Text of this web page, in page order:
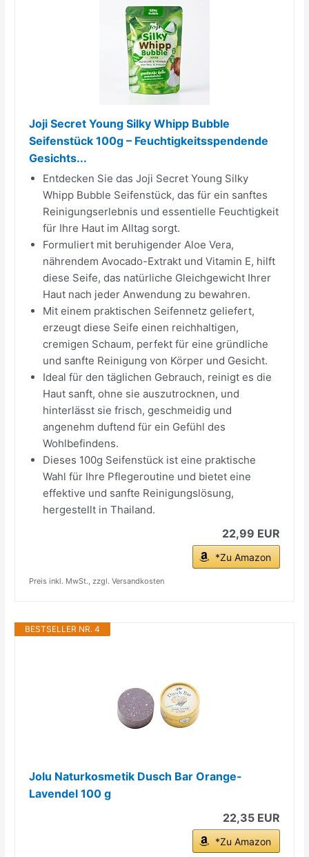
Joji Secret Young Silky Whipp Bubble
Seifenstück 100g – Feuchtigkeitsspendende
Gesichts...
Entdecken Sie das Joji Secret Young Silky
Whipp Bubble Seifenstück, das für ein sanftes
Reinigungserlebnis und essentielle Feuchtigkeit
für Ihre Haut im Alltag sorgt.
Formuliert mit beruhigender Aloe Vera,
nährendem Avocado-Extrakt und Vitamin E, hilft
diese Seife, das natürliche Gleichgewicht Ihrer
Haut nach jeder Anwendung zu bewahren.
Mit einem praktischen Seifennetz geliefert,
erzeugt diese Seife einen reichhaltigen,
cremigen Schaum, perfekt für eine gründliche
und sanfte Reinigung von Körper und Gesicht.
Ideal für den täglichen Gebrauch, reinigt es die
Haut sanft, ohne sie auszutrocknen, und
hinterlässt sie frisch, geschmeidig und
angenehm duftend für ein Gefühl des
Wohlbefindens.
Dieses 100g Seifenstück ist eine praktische
Wahl für Ihre Pflegeroutine und bietet eine
effektive und sanfte Reinigungslösung,
hergestellt in Thailand.
22,99 EUR
*Zu Amazon
Preis inkl. MwSt., zzgl. Versandkosten
BESTSELLER NR. 4
Jolu Naturkosmetik Dusch Bar Orange-
Lavendel 100 g
22,35 EUR
*Zu Amazon